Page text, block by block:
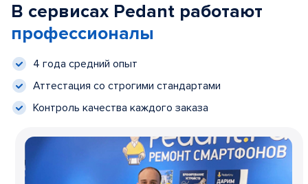
В сервисах Pedant работают
профессионалы
4 года средний опыт
Аттестация со строгими стандартами
Контроль качества каждого заказа